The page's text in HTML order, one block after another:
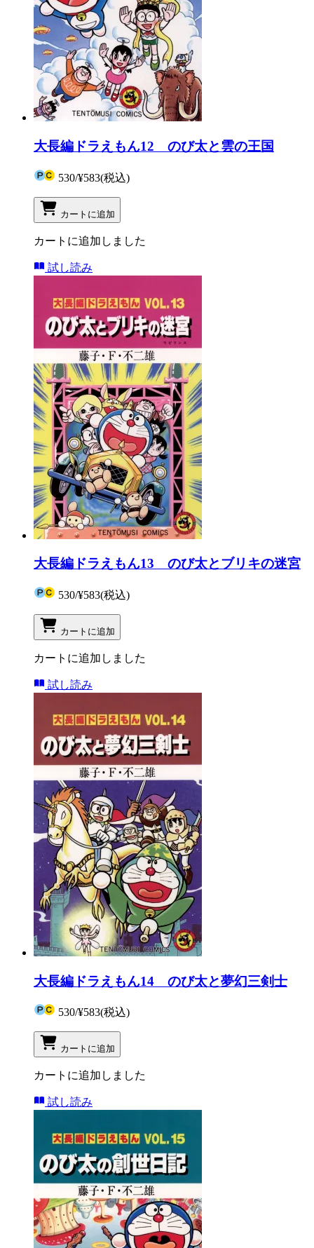
大長編ドラえもん12 のび太と雲の王国
530/¥583(税込)
カートに追加
カートに追加しました
試し読み
大長編ドラえもん13 のび太とブリキの迷宮
530/¥583(税込)
カートに追加
カートに追加しました
試し読み
大長編ドラえもん14 のび太と夢幻三剣士
530/¥583(税込)
カートに追加
カートに追加しました
試し読み